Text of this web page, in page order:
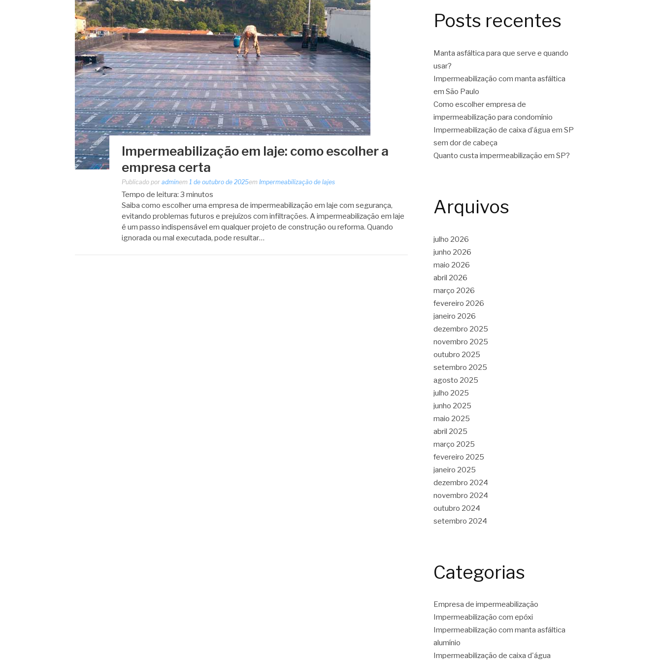
Impermeabilização em laje: como escolher a
empresa certa
Publicado por adminem 1 de outubro de 2025em Impermeabilização de lajes
Tempo de leitura: 3 minutos
Saiba como escolher uma empresa de impermeabilização em laje com segurança,
evitando problemas futuros e prejuízos com infiltrações. A impermeabilização em laje
é um passo indispensável em qualquer projeto de construção ou reforma. Quando
ignorada ou mal executada, pode resultar…
Posts recentes
Manta asfáltica para que serve e quando
usar?
Impermeabilização com manta asfáltica
em São Paulo
Como escolher empresa de
impermeabilização para condomínio
Impermeabilização de caixa d’água em SP
sem dor de cabeça
Quanto custa impermeabilização em SP?
Arquivos
julho 2026
junho 2026
maio 2026
abril 2026
março 2026
fevereiro 2026
janeiro 2026
dezembro 2025
novembro 2025
outubro 2025
setembro 2025
agosto 2025
julho 2025
junho 2025
maio 2025
abril 2025
março 2025
fevereiro 2025
janeiro 2025
dezembro 2024
novembro 2024
outubro 2024
setembro 2024
Categorias
Empresa de impermeabilização
Impermeabilização com epóxi
Impermeabilização com manta asfáltica
alumínio
Impermeabilização de caixa d'água